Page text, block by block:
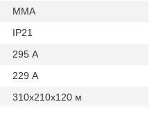
MMA
IP21
295 А
229 А
310х210х120 м